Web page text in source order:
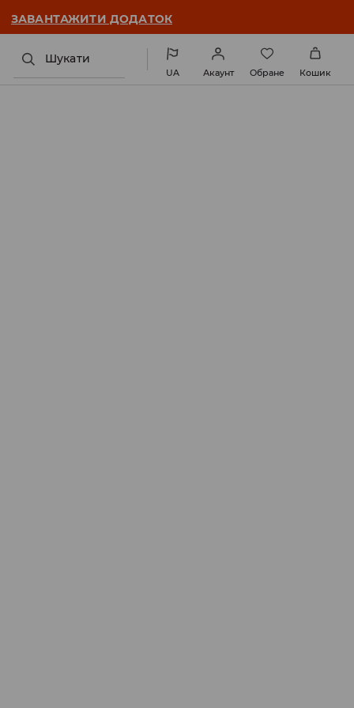
ЗАВАНТАЖИТИ ДОДАТОК
Шукати
UA Акаунт Обране Кошик